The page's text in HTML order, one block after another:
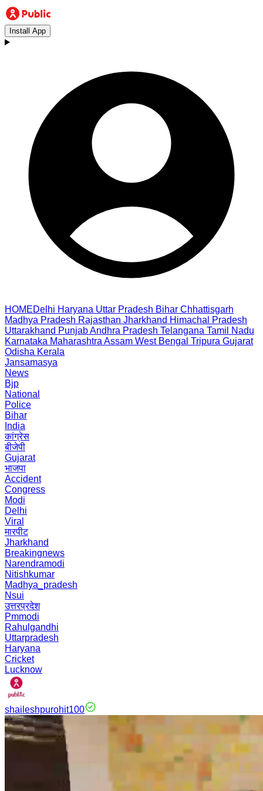
Install App
HOMEDelhi Haryana Uttar Pradesh Bihar Chhattisgarh
Madhya Pradesh Rajasthan Jharkhand Himachal Pradesh
Uttarakhand PunjabAndhra Pradesh Telangana Tamil Nadu
Karnataka Maharashtra Assam West Bengal Tripura Gujarat
Odisha Kerala
Jansamasya
News
Bjp
National
Police
Bihar
India
कांग्रेस
बीजेपी
Gujarat
भाजपा
Accident
Congress
Modi
Delhi
Viral
मारपीट
Jharkhand
Breakingnews
Narendramodi
Nitishkumar
Madhya_pradesh
Nsui
उत्तरप्रदेश
Pmmodi
Rahulgandhi
Uttarpradesh
Haryana
Cricket
Lucknow
shaileshpurohit100